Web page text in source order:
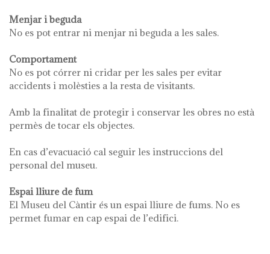
Menjar i beguda
No es pot entrar ni menjar ni beguda a les sales.
Comportament
No es pot córrer ni cridar per les sales per evitar
accidents i molèsties a la resta de visitants.
Amb la finalitat de protegir i conservar les obres no està
permès de tocar els objectes.
En cas d’evacuació cal seguir les instruccions del
personal del museu.
Espai lliure de fum
El Museu del Càntir és un espai lliure de fums. No es
permet fumar en cap espai de l’edifici.